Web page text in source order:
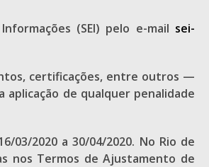
(SEI) pelo e-mail sei-
certificações, entre outros —
de qualquer penalidade
03/2020 a 30/04/2020. No Rio de
nos Termos de Ajustamento de